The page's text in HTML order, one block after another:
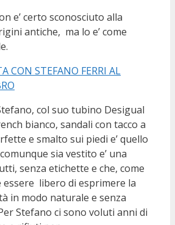
e’ certo sconosciuto alla
antiche, ma lo e’ come
col suo tubino Desigual
bianco, sandali con tacco a
e smalto sui piedi e’ quello
sia vestito e’ una
senza etichette e che, come
essere libero di esprimere la
in modo naturale e senza
Stefano ci sono voluti anni di